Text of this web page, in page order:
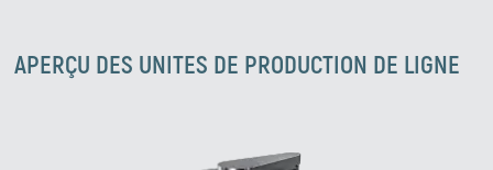
APERÇU DES UNITES DE PRODUCTION DE LIGNE